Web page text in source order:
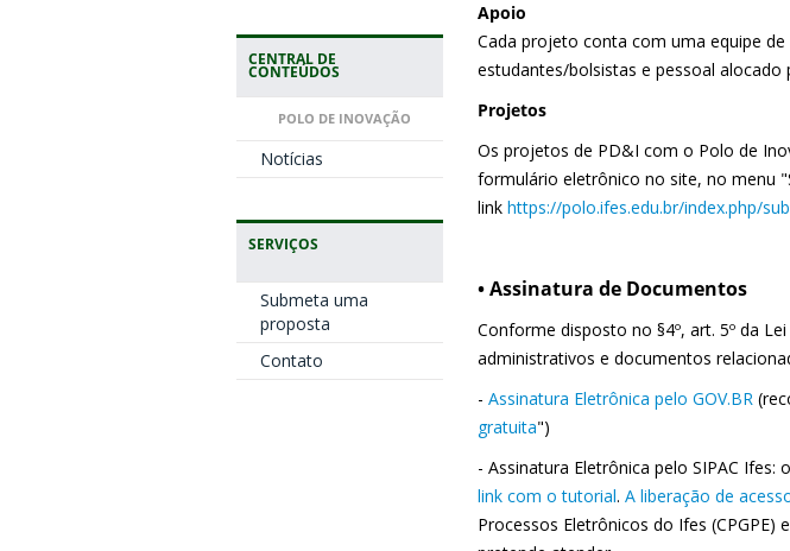
CENTRAL DE
CONTEÚDOS
POLO DE INOVAÇÃO
Notícias
SERVIÇOS
Submeta uma
proposta
Contato
Apoio
Cada projeto conta com uma equipe
estudantes/bolsistas e pessoal alocado
Projetos
Os projetos de PD&I com o Polo de
formulário eletrônico no site, no menu
link https://polo.ifes.edu.br/index.php/
• Assinatura de Documentos
Conforme disposto no §4º, art. 5º da
administrativos e documentos
- Assinatura Eletrônica pelo GOV.BR
gratuita")
- Assinatura Eletrônica pelo SIPAC
link com o tutorial. A liberação de
Processos Eletrônicos do Ifes